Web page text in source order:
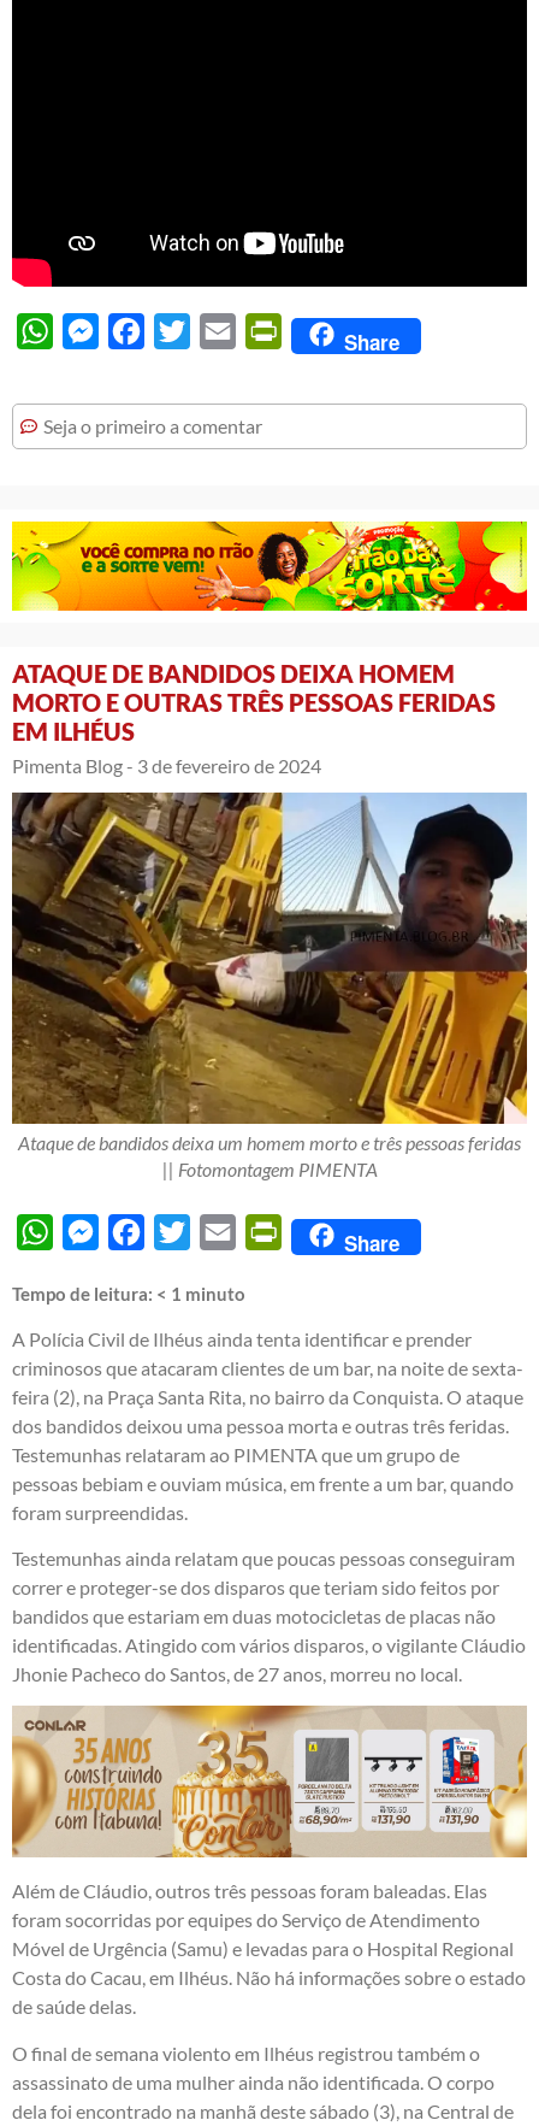
WhatsAppMessengerFacebook
Twitter Email PrintFriendly
Share
Seja o primeiro a comentar
ATAQUE DE BANDIDOS DEIXA HOMEM
MORTO E OUTRAS TRÊS PESSOAS FERIDAS
EM ILHÉUS
Pimenta Blog - 3 de fevereiro de 2024
Ataque de bandidos deixa um homem morto e três pessoas feridas
|| Fotomontagem PIMENTA
WhatsAppMessengerFacebook
Twitter Email PrintFriendly
Share
Tempo de leitura: < 1 minuto
A Polícia Civil de Ilhéus ainda tenta identificar e prender
criminosos que atacaram clientes de um bar, na noite de sexta-
feira (2), na Praça Santa Rita, no bairro da Conquista. O ataque
dos bandidos deixou uma pessoa morta e outras três feridas.
Testemunhas relataram ao PIMENTA que um grupo de
pessoas bebiam e ouviam música, em frente a um bar, quando
foram surpreendidas.
Testemunhas ainda relatam que poucas pessoas conseguiram
correr e proteger-se dos disparos que teriam sido feitos por
bandidos que estariam em duas motocicletas de placas não
identificadas. Atingido com vários disparos, o vigilante Cláudio
Jhonie Pacheco do Santos, de 27 anos, morreu no local.
Além de Cláudio, outros três pessoas foram baleadas. Elas
foram socorridas por equipes do Serviço de Atendimento
Móvel de Urgência (Samu) e levadas para o Hospital Regional
Costa do Cacau, em Ilhéus. Não há informações sobre o estado
de saúde delas.
O final de semana violento em Ilhéus registrou também o
assassinato de uma mulher ainda não identificada. O corpo
dela foi encontrado na manhã deste sábado (3), na Central de